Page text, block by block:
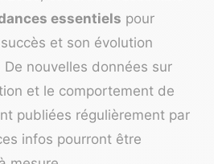
essentiels pour
et son évolution
De nouvelles données sur
et le comportement de
publiées régulièrement par
infos pourront être